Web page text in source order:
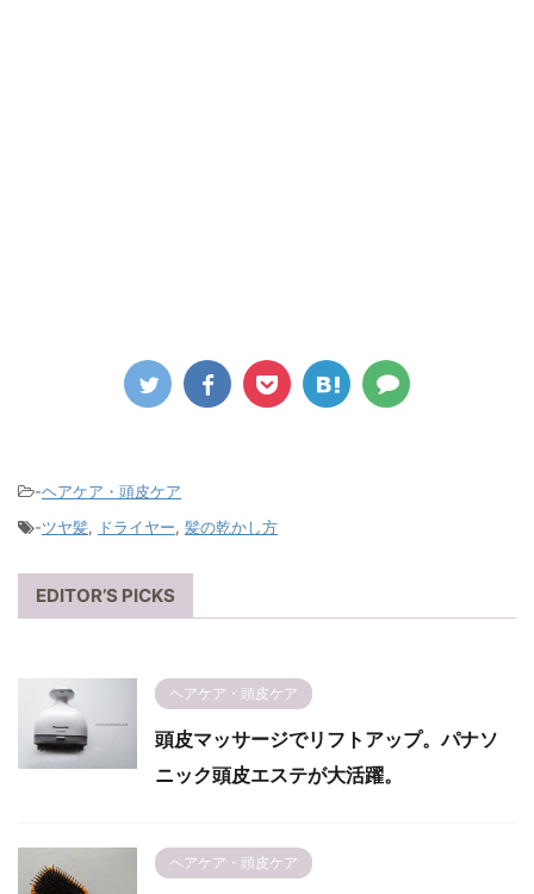
-ヘアケア・頭皮ケア
-ツヤ髪, ドライヤー, 髪の乾かし方
EDITOR’S PICKS
ヘアケア・頭皮ケア
頭皮マッサージでリフトアップ。パナソ
ニック頭皮エステが大活躍。
ヘアケア・頭皮ケア